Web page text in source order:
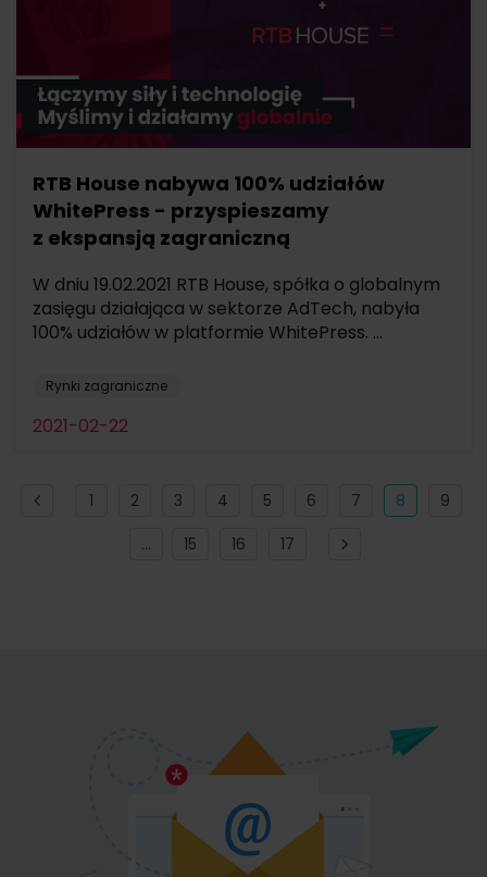
RTB House nabywa 100% udziałów
WhitePress - przyspieszamy
z ekspansją zagraniczną
W dniu 19.02.2021 RTB House, spółka o globalnym
zasięgu działająca w sektorze AdTech, nabyła
100% udziałów w platformie WhitePress. ...
Rynki zagraniczne
2021-02-22
1 2 3 4 5 6 7 8
9
...
15 16 17